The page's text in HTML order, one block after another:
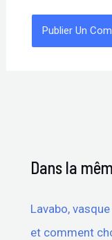
Dans la
Lavabo,
et comment